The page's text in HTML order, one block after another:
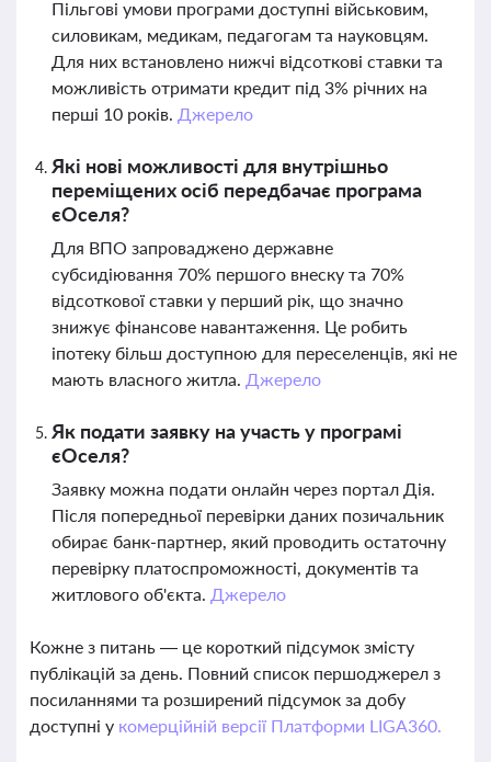
Пільгові умови програми доступні військовим,
силовикам, медикам, педагогам та науковцям.
Для них встановлено нижчі відсоткові ставки та
можливість отримати кредит під 3% річних на
перші 10 років. Джерело
Які нові можливості для внутрішньо
переміщених осіб передбачає програма
єОселя?
Для ВПО запроваджено державне
субсидіювання 70% першого внеску та 70%
відсоткової ставки у перший рік, що значно
знижує фінансове навантаження. Це робить
іпотеку більш доступною для переселенців, які не
мають власного житла. Джерело
Як подати заявку на участь у програмі
єОселя?
Заявку можна подати онлайн через портал Дія.
Після попередньої перевірки даних позичальник
обирає банк-партнер, який проводить остаточну
перевірку платоспроможності, документів та
житлового об'єкта. Джерело
Кожне з питань — це короткий підсумок змісту
публікацій за день. Повний список першоджерел з
посиланнями та розширений підсумок за добу
доступні у комерційній версії Платформи LIGA360.